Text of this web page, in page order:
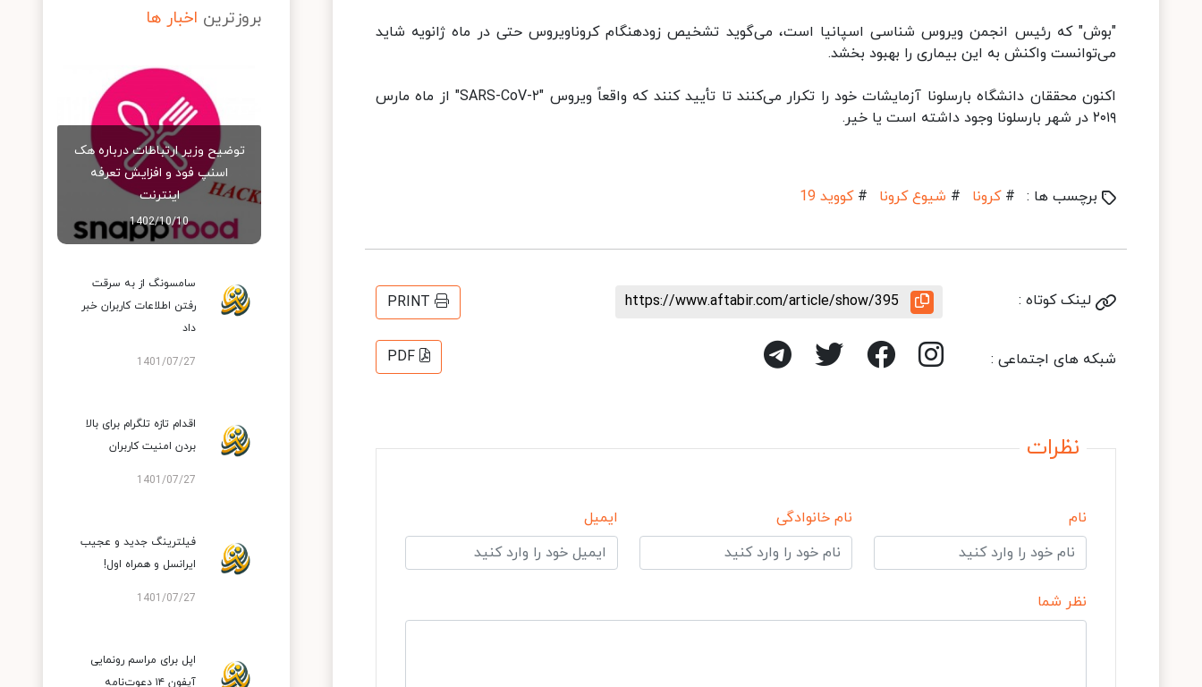
"بوش" که رئیس انجمن ویروس شناسی اسپانیا است، می‌گوید تشخیص زودهنگام کروناویروس حتی در ماه ژانویه شاید
می‌توانست واکنش به این بیماری را بهبود بخشد.
اکنون محققان دانشگاه بارسلونا آزمایشات خود را تکرار می‌کنند تا تأیید کنند که واقعاً ویروس "SARS-CoV-۲" از ماه مارس
۲۰۱۹ در شهر بارسلونا وجود داشته است یا خیر.
برچسب ها : # کرونا # شیوع کرونا # کووید 19
لینک کوتاه : https://www.aftabir.com/article/show/395
PRINT
شبکه های اجتماعی : PDF
نظرات
نام نام خانوادگی ایمیل
نظر شما
بروزترین اخبار ها
توضیح وزیر ارتباطات درباره هک
اسنپ‌ فود و افزایش تعرفه
اینترنت
1402/10/10
سامسونگ از به سرقت
رفتن اطلاعات کاربران خبر
داد
1401/07/27
اقدام تازه تلگرام برای بالا
بردن امنیت کاربران
1401/07/27
فیلترینگ جدید و عجیب
ایرانسل و همراه اول!
1401/07/27
اپل برای مراسم رونمایی
آیفون ۱۴ دعوت‌نامه